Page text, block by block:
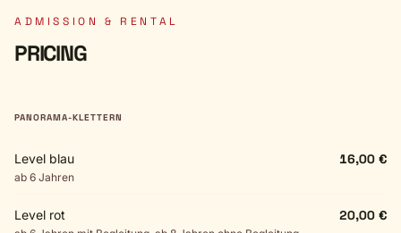
ADMISSION & RENTAL
PRICING
PANORAMA-KLETTERN
Level blau
ab 6 Jahren
16,00 €
Level rot 20,00 €